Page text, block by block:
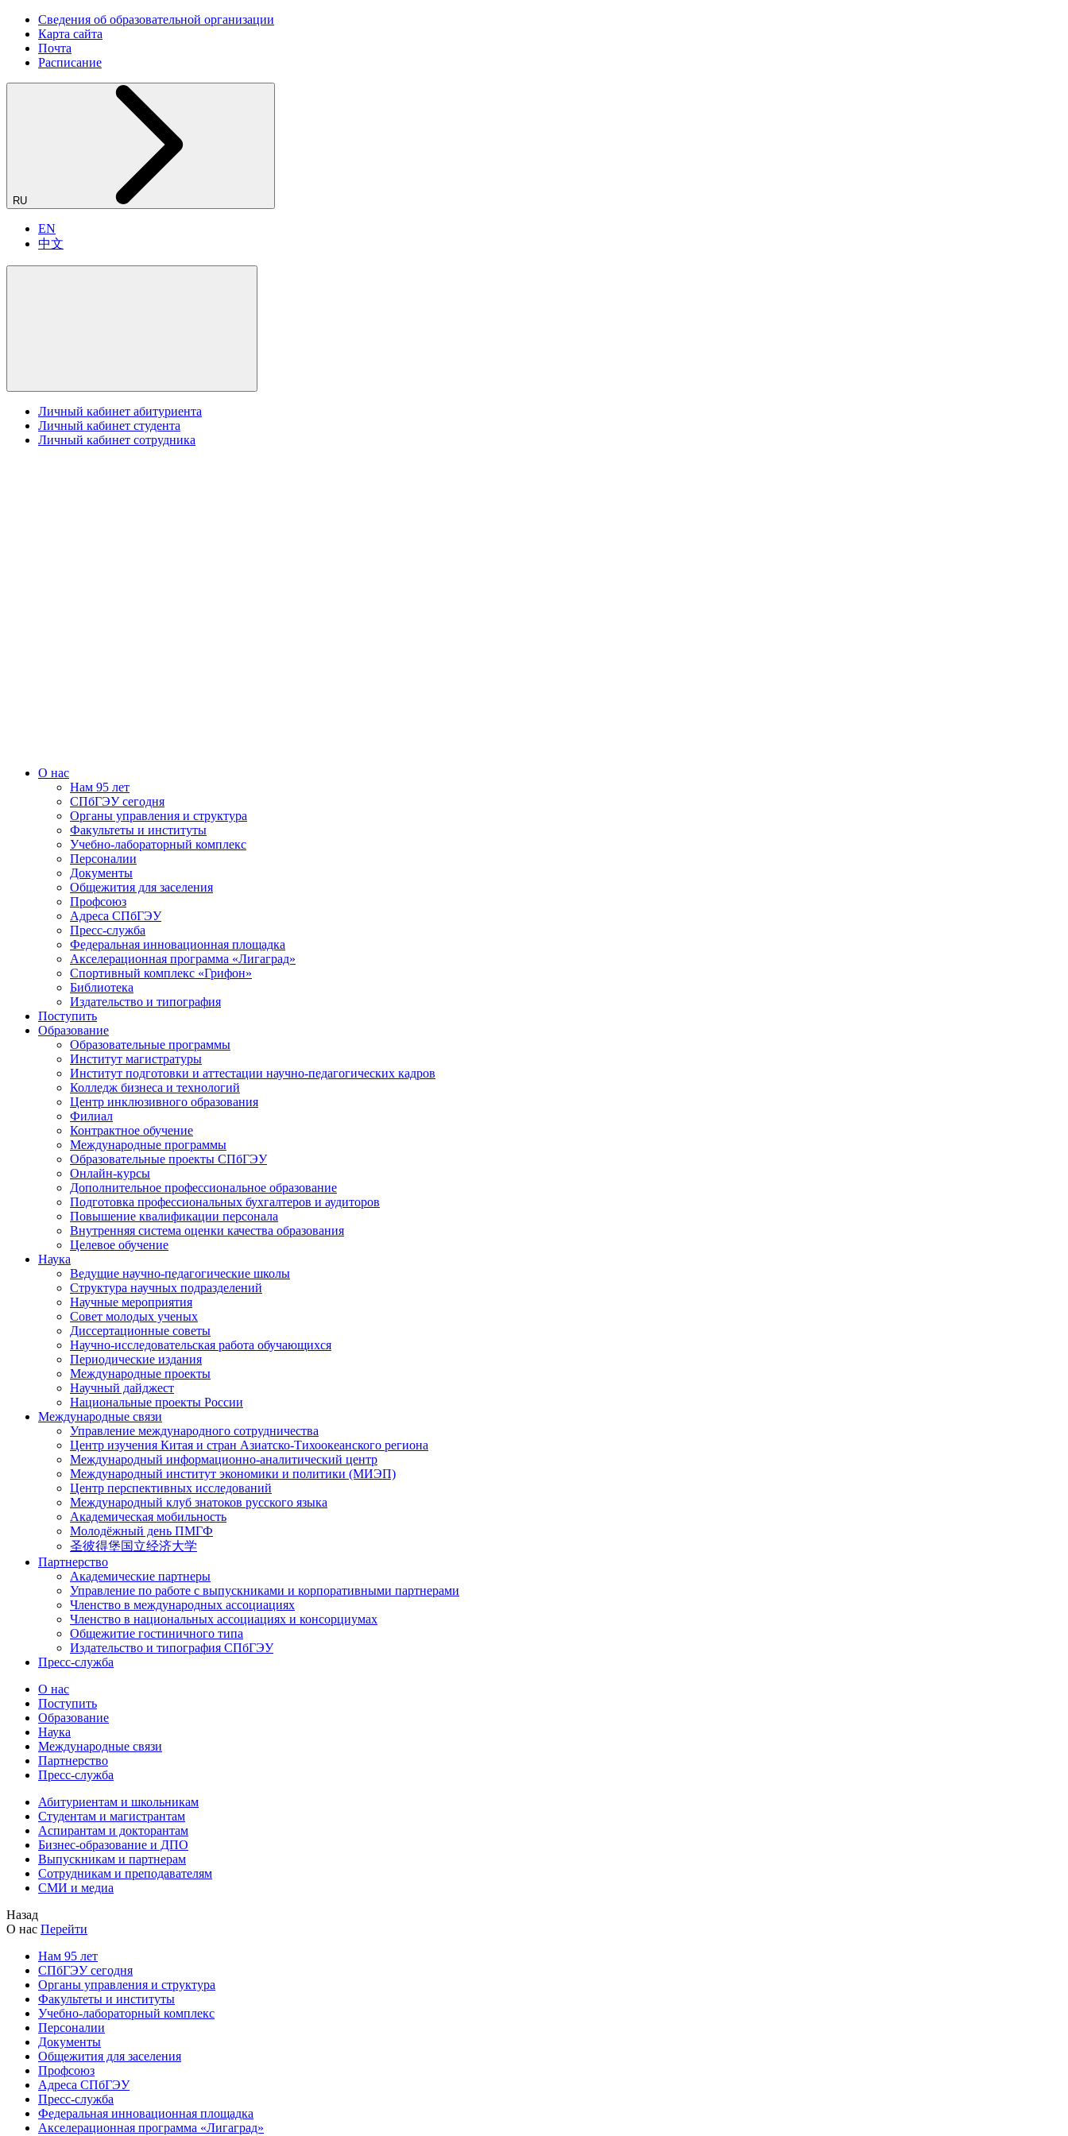
Сведения об образовательной организации
Карта сайта
Почта
Расписание
RU
EN
中文
Личный кабинет абитуриента
Личный кабинет студента
Личный кабинет сотрудника
О нас
Нам 95 лет
СПбГЭУ сегодня
Органы управления и структура
Факультеты и институты
Учебно-лабораторный комплекс
Персоналии
Документы
Общежития для заселения
Профсоюз
Адреса СПбГЭУ
Пресс-служба
Федеральная инновационная площадка
Акселерационная программа «Лигаград»­­
Спортивный комплекс «Грифон»
Библиотека
Издательство и типография
Поступить
Образование
Образовательные программы
Институт магистратуры
Институт подготовки и аттестации научно-педагогических кадров
Колледж бизнеса и технологий
Центр инклюзивного образования
Филиал
Контрактное обучение
Международные программы
Образовательные проекты СПбГЭУ
Онлайн-курсы
Дополнительное профессиональное образование
Подготовка профессиональных бухгалтеров и аудиторов
Повышение квалификации персонала
Внутренняя система оценки качества образования
Целевое обучение
Наука
Ведущие научно-педагогические школы
Структура научных подразделений
Научные мероприятия
Совет молодых ученых
Диссертационные советы
Научно-исследовательская работа обучающихся
Периодические издания
Международные проекты
Научный дайджест
Национальные проекты России
Международные связи
Управление международного сотрудничества
Центр изучения Китая и стран Азиатско-Тихоокеанского региона
Международный информационно-аналитический центр
Международный институт экономики и политики (МИЭП)
Центр перспективных исследований
Международный клуб знатоков русского языка
Академическая мобильность
Молодёжный день ПМГФ
圣彼得堡国立经济大学
Партнерство
Академические партнеры
Управление по работе с выпускниками и корпоративными партнерами
Членство в международных ассоциациях
Членство в национальных ассоциациях и консорциумах
Общежитие гостиничного типа
Издательство и типография СПбГЭУ
Пресс-служба
О нас
Поступить
Образование
Наука
Международные связи
Партнерство
Пресс-служба
Абитуриентам и школьникам
Студентам и магистрантам
Аспирантам и докторантам
Бизнес-образование и ДПО
Выпускникам и партнерам
Сотрудникам и преподавателям
СМИ и медиа
Назад
О нас Перейти
Нам 95 лет
СПбГЭУ сегодня
Органы управления и структура
Факультеты и институты
Учебно-лабораторный комплекс
Персоналии
Документы
Общежития для заселения
Профсоюз
Адреса СПбГЭУ
Пресс-служба
Федеральная инновационная площадка
Акселерационная программа «Лигаград»­­